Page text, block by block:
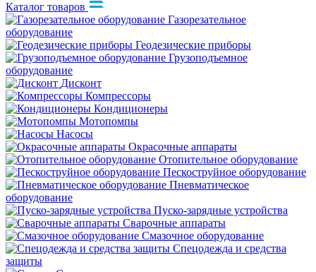
Каталог товаров
Газорезательное
оборудование
Геодезические приборы
Грузоподъемное
оборудование
Дисконт
Компрессоры
Кондиционеры
Мотопомпы
Насосы
Окрасочные аппараты
Отопительное оборудование
Пескоструйное оборудование
Пневматическое
оборудование
Пуско-зарядные устройства
Сварочные аппараты
Смазочное оборудование
Спецодежда и средства
защиты